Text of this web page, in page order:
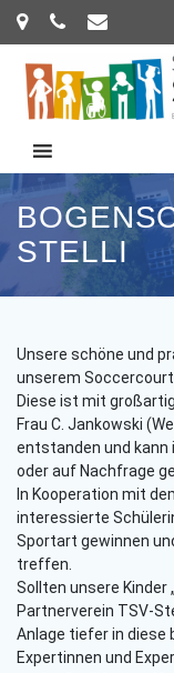
Zum
Inhalt
TELLI
Unsere schöne und
unserem
Diese ist mit
Frau C. Jankowski
entstanden und
oder auf Nachfrage
In Kooperation mit
interessierte
Sportart gewinnen
treffen.
Sollten unsere Kinder
Partnerverein TSV-
Anlage tiefer in diese
Expertinnen und